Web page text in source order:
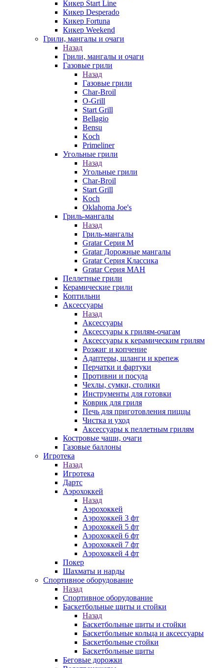
Кикер Start Line
Кикер Desperado
Кикер Fortuna
Кикер Weekend
Грили, мангалы и очаги
Назад
Грили, мангалы и очаги
Газовые грили
Назад
Газовые грили
Char-Broil
O-Grill
Start Grill
Bellagio
Bensu
Koch
Primeliner
Угольные грили
Назад
Угольные грили
Char-Broil
Start Grill
Koch
Oklahoma Joe's
Гриль-мангалы
Назад
Гриль-мангалы
Gratar Серия M
Gratar Дорожные мангалы
Gratar Серия Классика
Gratar Серия МАН
Пеллетные грили
Керамические грили
Коптильни
Аксессуары
Назад
Аксессуары
Аксессуары к грилям-очагам
Аксессуары к керамическим грилям
Розжиг и копчение
Адаптеры, шланги и крепеж
Перчатки и фартуки
Противни и посуда
Чехлы, сумки, столики
Инструменты для готовки
Коврик для гриля
Печь для приготовления пиццы
Чистка и уход
Аксессуары к пеллетным грилям
Костровые чаши, очаги
Газовые баллоны
Игротека
Назад
Игротека
Дартс
Аэрохоккей
Назад
Аэрохоккей
Аэрохоккей 3 фт
Аэрохоккей 5 фт
Аэрохоккей 6 фт
Аэрохоккей 7 фт
Аэрохоккей 4 фт
Покер
Шахматы и нарды
Спортивное оборудование
Назад
Спортивное оборудование
Баскетбольные щиты и стойки
Назад
Баскетбольные щиты и стойки
Баскетбольные кольца и аксессуары
Баскетбольные стойки
Баскетбольные щиты
Беговые дорожки